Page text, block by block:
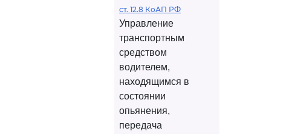
ст. 12.8 КоАП РФ
Управление
транспортным
средством
водителем,
находящимся в
состоянии
опьянения,
передача